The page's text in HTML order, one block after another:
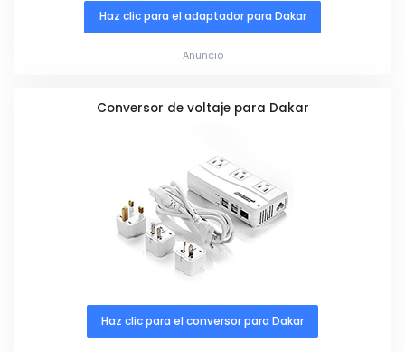
Haz clic para el adaptador para Dakar
Anuncio
Conversor de voltaje para Dakar
Haz clic para el conversor para Dakar